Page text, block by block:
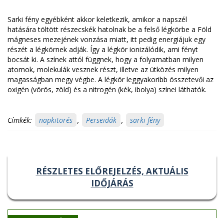
Sarki fény egyébként akkor keletkezik, amikor a napszél
hatására töltött részecskék hatolnak be a felső légkörbe a Föld
mágneses mezejének vonzása miatt, itt pedig energiájuk egy
részét a légkörnek adják. Így a légkör ionizálódik, ami fényt
bocsát ki. A színek attól függnek, hogy a folyamatban milyen
atomok, molekulák vesznek részt, illetve az ütközés milyen
magasságban megy végbe. A légkör leggyakoribb összetevői az
oxigén (vörös, zöld) és a nitrogén (kék, ibolya) színei láthatók.
Címkék: napkitörés , Perseidák , sarki fény
RÉSZLETES ELŐREJELZÉS, AKTUÁLIS
IDŐJÁRÁS